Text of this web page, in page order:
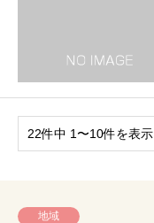
22件中 1〜10件を表示
地域